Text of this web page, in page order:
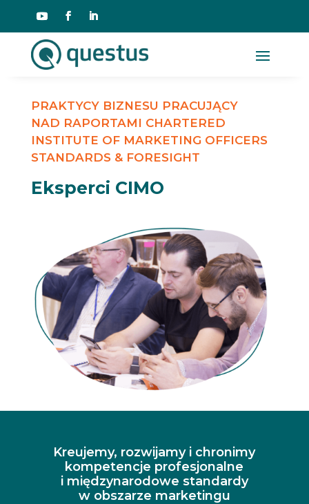
PRAKTYCY BIZNESU PRACUJĄCY
NAD RAPORTAMI CHARTERED
INSTITUTE OF MARKETING OFFICERS
STANDARDS & FORESIGHT
Eksperci CIMO
Kreujemy, rozwijamy i chronimy
kompetencje profesjonalne
i międzynarodowe standardy
w obszarze marketingu